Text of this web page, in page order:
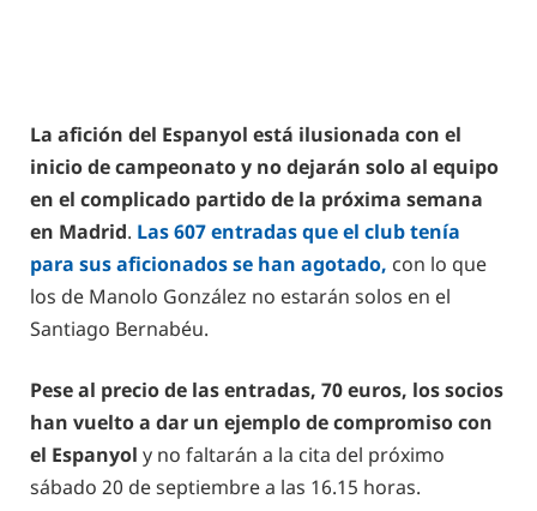
La afición del Espanyol está ilusionada con el
inicio de campeonato y no dejarán solo al equipo
en el complicado partido de la próxima semana
en Madrid. Las 607 entradas que el club tenía
para sus aficionados se han agotado, con lo que
los de Manolo González no estarán solos en el
Santiago Bernabéu.
Pese al precio de las entradas, 70 euros, los socios
han vuelto a dar un ejemplo de compromiso con
el Espanyol y no faltarán a la cita del próximo
sábado 20 de septiembre a las 16.15 horas.